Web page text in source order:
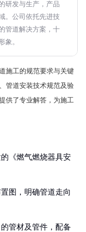
研发与生产，产品
。公司依托先进技
管道解决方案，十
象。
施工的规范要求与关键
管道安装技术规范及验
供了专业解答，为施工
《燃气燃烧器具安
图，明确管道走向
管材及管件，配备